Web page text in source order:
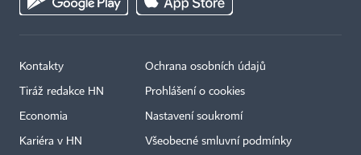
Kontakty
Tiráž redakce HN
Economia
Kariéra v HN
Ochrana osobních údajů
Prohlášení o cookies
Nastavení soukromí
Všeobecné smluvní podmínky